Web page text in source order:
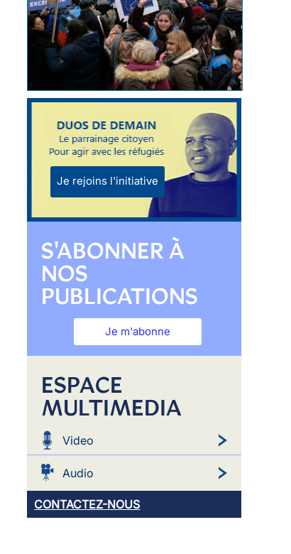
Je rejoins l'initiative
S'ABONNER À
NOS
PUBLICATIONS
Je m'abonne
ESPACE
MULTIMEDIA
Video
Audio
CONTACTEZ-NOUS